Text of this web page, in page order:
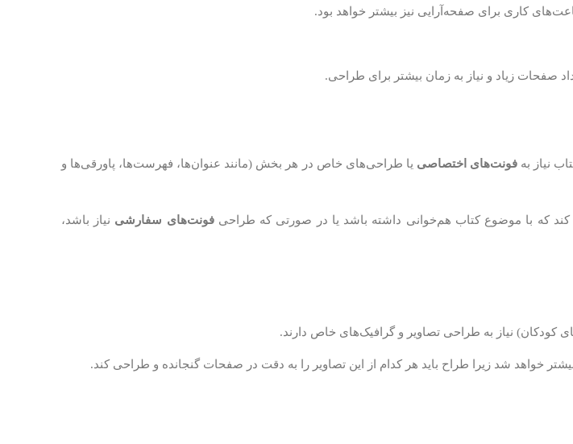
کاری برای صفحه‌آرایی نیز بیشتر خواهد بود.
نیاز بهفونت‌های اختصاصی یا طراحی‌های خاص در هر بخش (مانند عنوان‌ها، فهرست‌ها، پاورقی‌ها و
که با موضوع کتاب هم‌خوانی داشته باشد یا در صورتی که طراحیفونت‌های سفارشی نیاز باشد،
کودکان) نیاز به طراحی تصاویر و گرافیک‌های خاص دارند.
خواهد شد زیرا طراح باید هر کدام از این تصاویر را به دقت در صفحات گنجانده و طراحی کند.